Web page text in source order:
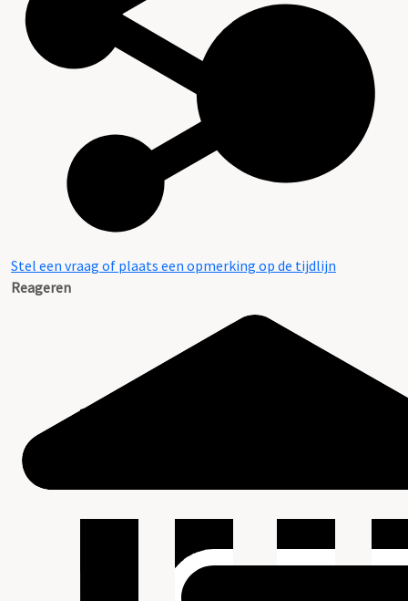
Stel een vraag of plaats een opmerking op de tijdlijn
Reageren